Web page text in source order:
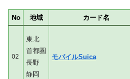
No 地域 カード名
02
東北
首都圏
長野
静岡
モバイルSuica